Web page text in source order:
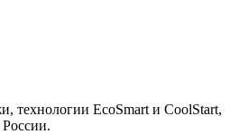
технологии EcoSmart и CoolStart,